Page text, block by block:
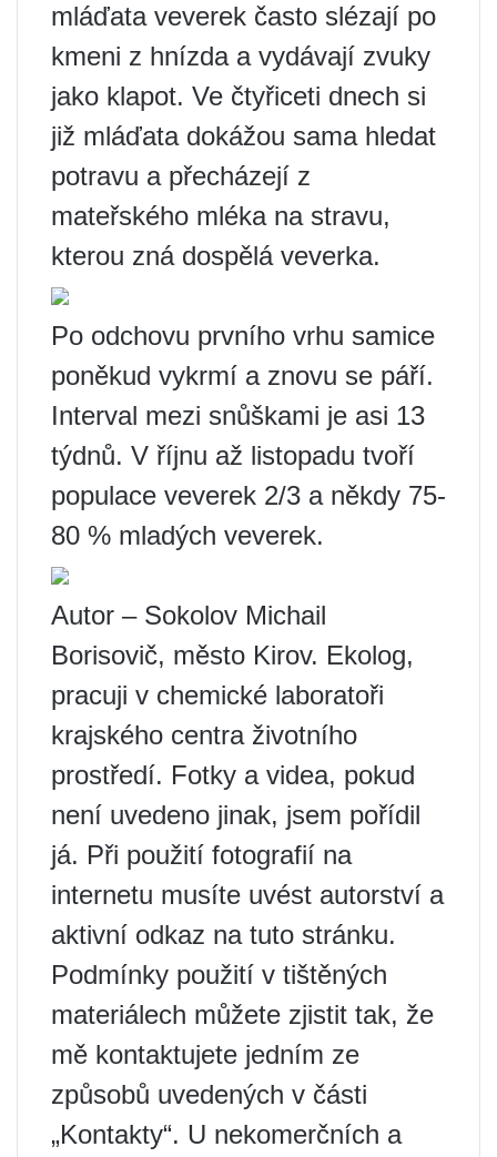
mláďata veverek často slézají po
kmeni z hnízda a vydávají zvuky
jako klapot. Ve čtyřiceti dnech si
již mláďata dokážou sama hledat
potravu a přecházejí z
mateřského mléka na stravu,
kterou zná dospělá veverka.
Po odchovu prvního vrhu samice
poněkud vykrmí a znovu se páří.
Interval mezi snůškami je asi 13
týdnů. V říjnu až listopadu tvoří
populace veverek 2/3 a někdy 75-
80 % mladých veverek.
Autor – Sokolov Michail
Borisovič, město Kirov. Ekolog,
pracuji v chemické laboratoři
krajského centra životního
prostředí. Fotky a videa, pokud
není uvedeno jinak, jsem pořídil
já. Při použití fotografií na
internetu musíte uvést autorství a
aktivní odkaz na tuto stránku.
Podmínky použití v tištěných
materiálech můžete zjistit tak, že
mě kontaktujete jedním ze
způsobů uvedených v části
„Kontakty“. U nekomerčních a